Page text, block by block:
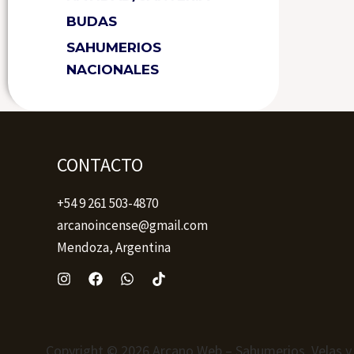
BUDAS
SAHUMERIOS
NACIONALES
CONTACTO
+54 9 261 503-4870
arcanoincense@gmail.com
Mendoza, Argentina